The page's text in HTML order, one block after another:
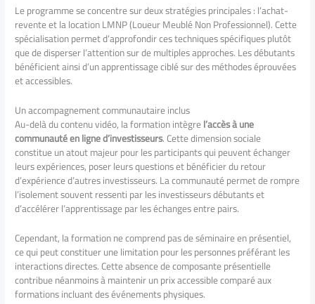
Le programme se concentre sur deux stratégies principales : l’achat-
revente et la location LMNP (Loueur Meublé Non Professionnel). Cette
spécialisation permet d’approfondir ces techniques spécifiques plutôt
que de disperser l’attention sur de multiples approches. Les débutants
bénéficient ainsi d’un apprentissage ciblé sur des méthodes éprouvées
et accessibles.
Un accompagnement communautaire inclus
Au-delà du contenu vidéo, la formation intègrel’accès à une
communauté en ligne d’investisseurs. Cette dimension sociale
constitue un atout majeur pour les participants qui peuvent échanger
leurs expériences, poser leurs questions et bénéficier du retour
d’expérience d’autres investisseurs. La communauté permet de rompre
l’isolement souvent ressenti par les investisseurs débutants et
d’accélérer l’apprentissage par les échanges entre pairs.
Cependant, la formation ne comprend pas de séminaire en présentiel,
ce qui peut constituer une limitation pour les personnes préférant les
interactions directes. Cette absence de composante présentielle
contribue néanmoins à maintenir un prix accessible comparé aux
formations incluant des événements physiques.